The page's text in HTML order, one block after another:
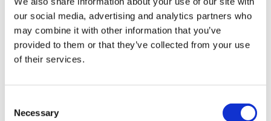
our social media, advertising and analytics partners who
may combine it with other information that you’ve
provided to them or that they’ve collected from your use
of their services.
Necessary
vanillage